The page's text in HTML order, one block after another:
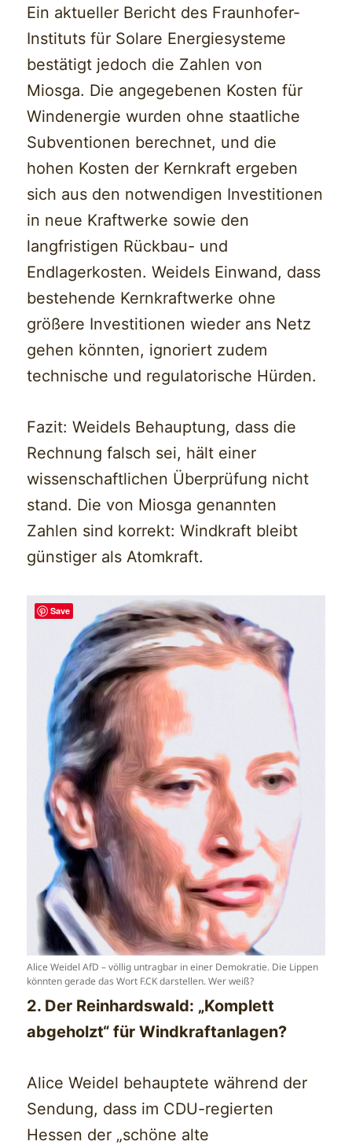
Ein aktueller Bericht des Fraunhofer-
Instituts für Solare Energiesysteme
bestätigt jedoch die Zahlen von
Miosga. Die angegebenen Kosten für
Windenergie wurden ohne staatliche
Subventionen berechnet, und die
hohen Kosten der Kernkraft ergeben
sich aus den notwendigen Investitionen
in neue Kraftwerke sowie den
langfristigen Rückbau- und
Endlagerkosten. Weidels Einwand, dass
bestehende Kernkraftwerke ohne
größere Investitionen wieder ans Netz
gehen könnten, ignoriert zudem
technische und regulatorische Hürden.
Fazit: Weidels Behauptung, dass die
Rechnung falsch sei, hält einer
wissenschaftlichen Überprüfung nicht
stand. Die von Miosga genannten
Zahlen sind korrekt: Windkraft bleibt
günstiger als Atomkraft.
Alice Weidel AfD – völlig untragbar in einer Demokratie. Die Lippen
könnten gerade das Wort F.CK darstellen. Wer weiß?
2. Der Reinhardswald: „Komplett
abgeholzt“ für Windkraftanlagen?
Alice Weidel behauptete während der
Sendung, dass im CDU-regierten
Hessen der „schöne alte
Save